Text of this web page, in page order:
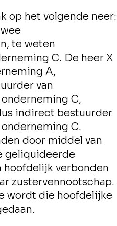
op het volgende neer:
te weten
C. De heer X
A,
van
C,
indirect bestuurder
C.
door middel van
geliquideerde
hoofdelijk verbonden
zustervennootschap.
wordt die hoofdelijke